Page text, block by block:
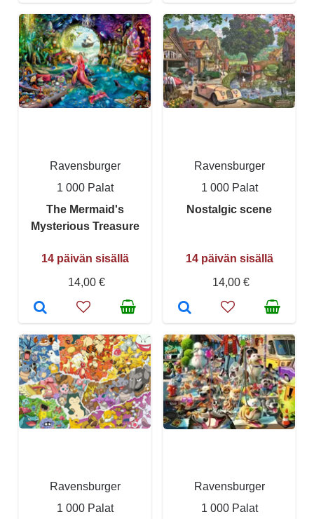
Ravensburger
1 000 Palat
The Mermaid's
Mysterious Treasure
14 päivän sisällä
14,00 €
Ravensburger
1 000 Palat
Nostalgic scene
14 päivän sisällä
14,00 €
Ravensburger
1 000 Palat
Ravensburger
1 000 Palat